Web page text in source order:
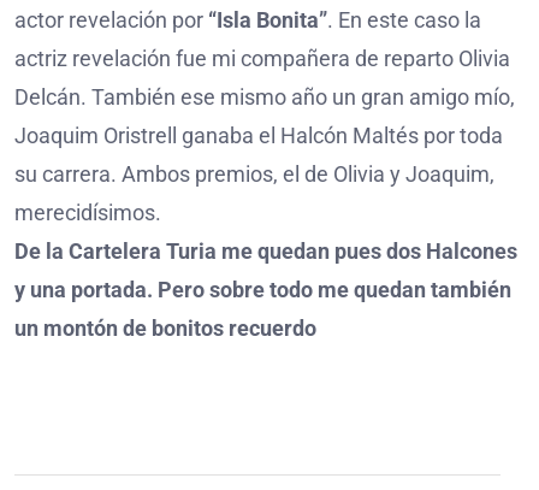
actor revelación por “Isla Bonita”. En este caso la
actriz revelación fue mi compañera de reparto Olivia
Delcán. También ese mismo año un gran amigo mío,
Joaquim Oristrell ganaba el Halcón Maltés por toda
su carrera. Ambos premios, el de Olivia y Joaquim,
merecidísimos.
De la Cartelera Turia me quedan pues dos Halcones
y una portada. Pero sobre todo me quedan también
un montón de bonitos recuerdo